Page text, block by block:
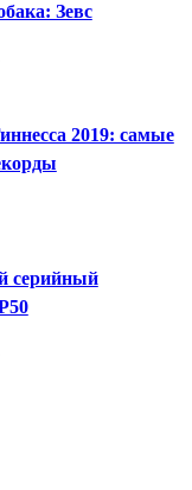
Зевс
2019: самые
серийный